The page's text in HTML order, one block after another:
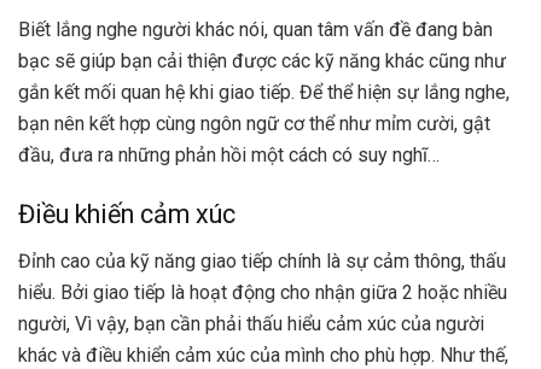
Biết lắng nghe người khác nói, quan tâm vấn đề đang bàn
bạc sẽ giúp bạn cải thiện được các kỹ năng khác cũng như
gắn kết mối quan hệ khi giao tiếp. Để thể hiện sự lắng nghe,
bạn nên kết hợp cùng ngôn ngữ cơ thể như mỉm cười, gật
đầu, đưa ra những phản hồi một cách có suy nghĩ…
Điều khiến cảm xúc
Đỉnh cao của kỹ năng giao tiếp chính là sự cảm thông, thấu
hiểu. Bởi giao tiếp là hoạt động cho nhận giữa 2 hoặc nhiều
người, Vì vậy, bạn cần phải thấu hiểu cảm xúc của người
khác và điều khiển cảm xúc của mình cho phù hợp. Như thế,